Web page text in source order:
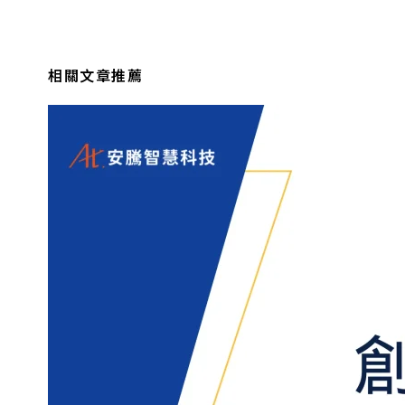
相關文章推薦